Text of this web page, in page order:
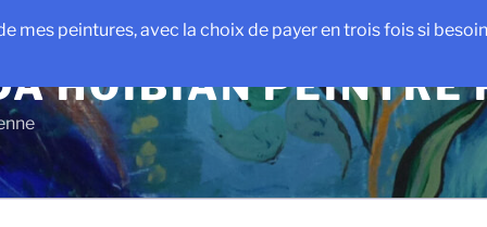
mes peintures, avec la choix de payer en trois fois si
HOIBIAN PEINTRE